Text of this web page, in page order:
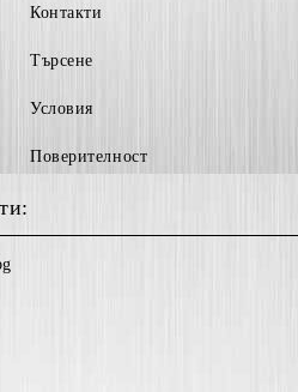
Контакти
Търсене
Условия
Поверителност